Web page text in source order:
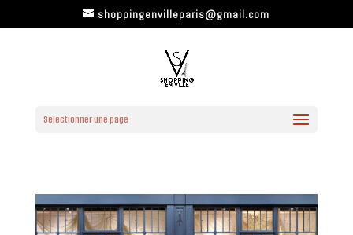
shoppingenvilleparis@gmail.com
Sélectionner une page